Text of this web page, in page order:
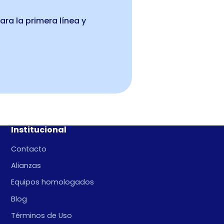
la primera línea y
Institucional
Contacto
Alianzas
Equipos homologados
Blog
Términos de Uso